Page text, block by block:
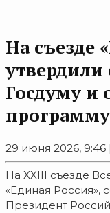
На съезде
утвердили
Госдуму и
29 июня 2026, 9:46 |
На XXIII съезде
«Единая Россия»,
Президент